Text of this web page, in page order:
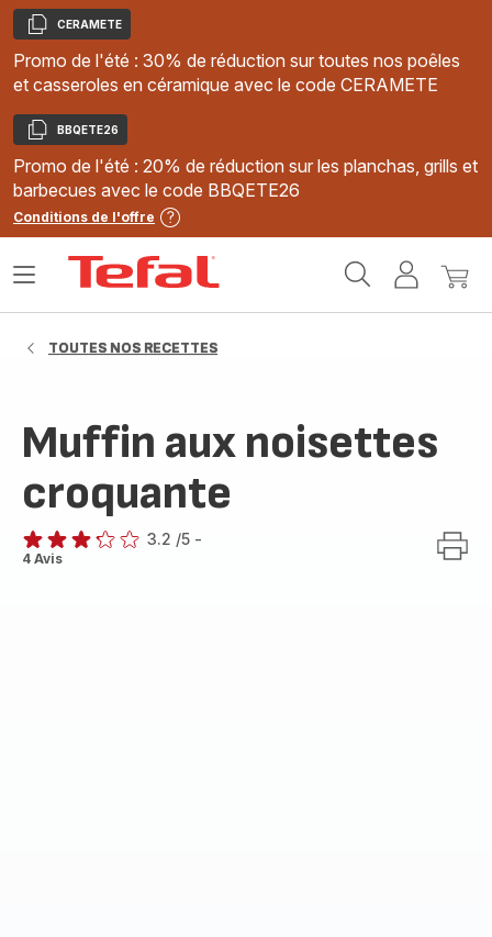
Copier
CERAMETE
Promo de l'été : 30% de réduction sur toutes nos poêles
et casseroles en céramique avec le code CERAMETE
Copier
BBQETE26
Promo de l'été : 20% de réduction sur les planchas, grills et
barbecues avec le code BBQETE26
Conditions de l'offre
MonMon
Ouvrir
TOUTES NOS RECETTES
Muffin aux noisettes
croquante
ratings.3.2
3.2 /5 -
4 Avis